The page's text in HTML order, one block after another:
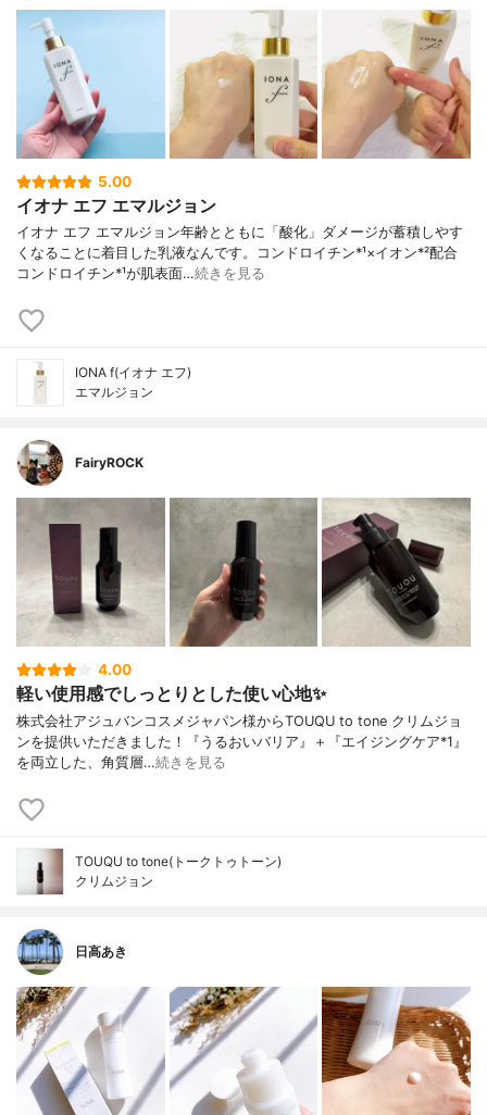
5.00
イオナ エフ エマルジョン
イオナ エフ エマルジョン年齢とともに「酸化」ダメージが蓄積しやす
くなることに着目した乳液なんです。コンドロイチン*¹×イオン*²配合
コンドロイチン*¹が肌表面…続きを見る
IONA f(イオナ エフ)
エマルジョン
FairyROCK
4.00
軽い使用感でしっとりとした使い心地✨
株式会社アジュバンコスメジャパン様からTOUQU to tone クリムジョ
ンを提供いただきました！『うるおいバリア』＋『エイジングケア*1』
を両立した、角質層…続きを見る
TOUQU to tone(トークトゥトーン)
クリムジョン
日高あき